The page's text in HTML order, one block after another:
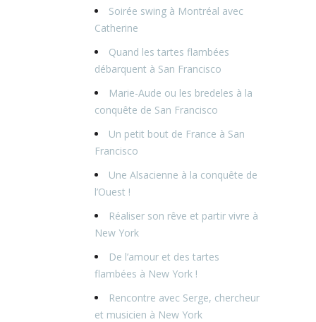
Soirée swing à Montréal avec
Catherine
Quand les tartes flambées
débarquent à San Francisco
Marie-Aude ou les bredeles à la
conquête de San Francisco
Un petit bout de France à San
Francisco
Une Alsacienne à la conquête de
l’Ouest !
Réaliser son rêve et partir vivre à
New York
De l’amour et des tartes
flambées à New York !
Rencontre avec Serge, chercheur
et musicien à New York